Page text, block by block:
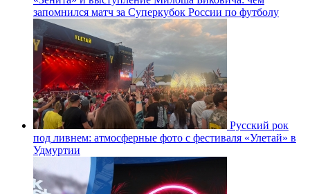
запомнился матч за Суперкубок России по футболу
Русский рок
под ливнем: атмосферные фото с фестиваля «Улетай» в
Удмуртии